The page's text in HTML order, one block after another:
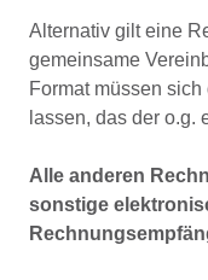
Alternativ gilt eine
gemeinsame
Format müssen
lassen, das der o.g.
Alle anderen
sonstige